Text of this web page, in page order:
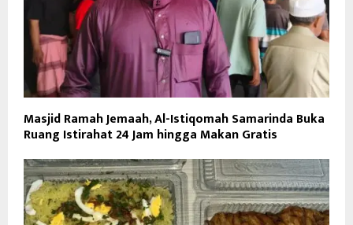
Masjid Ramah Jemaah, Al-Istiqomah Samarinda Buka
Ruang Istirahat 24 Jam hingga Makan Gratis